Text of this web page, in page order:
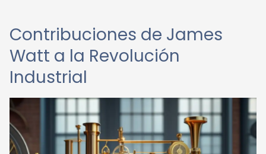
Contribuciones de James
Watt a la Revolución
Industrial